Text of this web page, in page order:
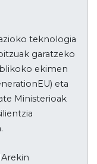
teknologia
garatzeko
ekimen
eta
Ministerioak